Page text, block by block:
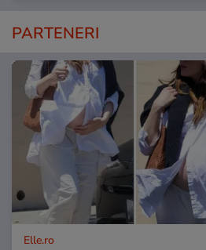
PARTENERI
Elle.ro